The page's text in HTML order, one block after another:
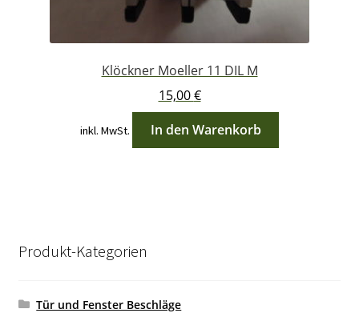
Klöckner Moeller 11 DIL M
15,00€
inkl. MwSt. In den Warenkorb
Produkt-Kategorien
Tür und Fenster Beschläge